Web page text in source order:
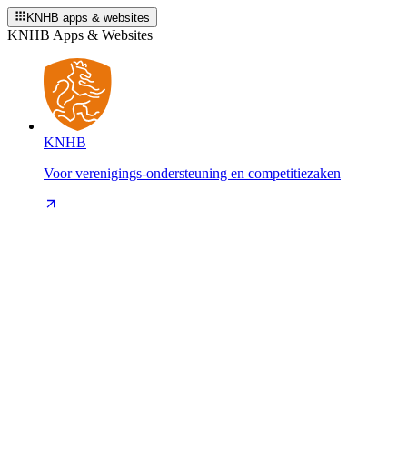
KNHB apps & websites
KNHB Apps & Websites
KNHB
Voor verenigings-ondersteuning en competitiezaken